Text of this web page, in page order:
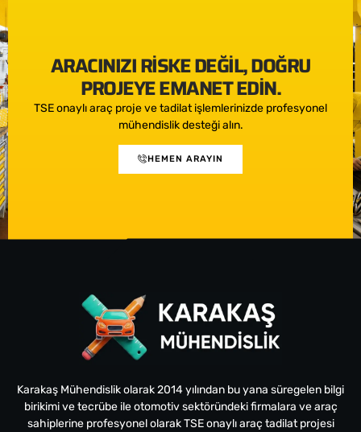
ARACINIZI RISKE DEĞIL, DOĞRU
PROJEYE EMANET EDIN.
TSE onaylı araç proje ve tadilat işlemlerinizde profesyonel
mühendislik desteği alın.
HEMEN ARAYIN
Karakaş Mühendislik olarak 2014 yılından bu yana süregelen bilgi
birikimi ve tecrübe ile otomotiv sektöründeki firmalara ve araç
sahiplerine profesyonel olarak TSE onaylı araç tadilat projesi